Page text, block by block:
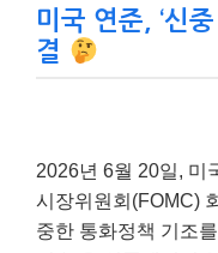
미국 연준, ‘신
결
2026년 6월 20일, 미
시장위원회(FOMC)
중한 통화정책 기조